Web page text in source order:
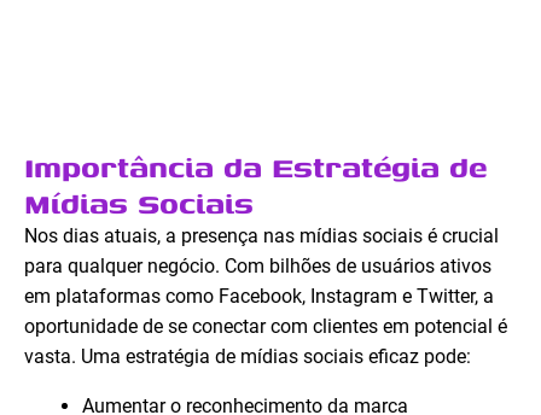
Importância da Estratégia de
Mídias Sociais
Nos dias atuais, a presença nas mídias sociais é crucial
para qualquer negócio. Com bilhões de usuários ativos
em plataformas como Facebook, Instagram e Twitter, a
oportunidade de se conectar com clientes em potencial é
vasta. Uma estratégia de mídias sociais eficaz pode:
Aumentar o reconhecimento da marca